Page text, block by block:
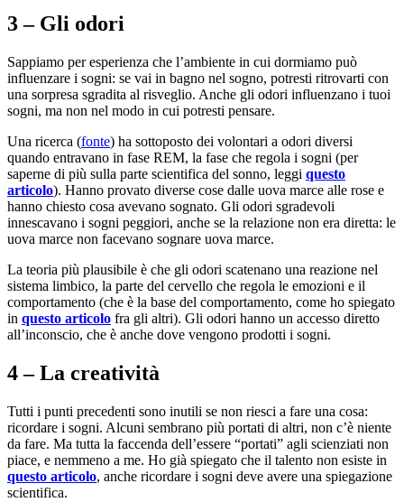
3 – Gli odori
Sappiamo per esperienza che l’ambiente in cui dormiamo può
influenzare i sogni: se vai in bagno nel sogno, potresti ritrovarti con
una sorpresa sgradita al risveglio. Anche gli odori influenzano i tuoi
sogni, ma non nel modo in cui potresti pensare.
Una ricerca (fonte) ha sottoposto dei volontari a odori diversi
quando entravano in fase REM, la fase che regola i sogni (per
saperne di più sulla parte scientifica del sonno, leggi questo
articolo). Hanno provato diverse cose dalle uova marce alle rose e
hanno chiesto cosa avevano sognato. Gli odori sgradevoli
innescavano i sogni peggiori, anche se la relazione non era diretta: le
uova marce non facevano sognare uova marce.
La teoria più plausibile è che gli odori scatenano una reazione nel
sistema limbico, la parte del cervello che regola le emozioni e il
comportamento (che è la base del comportamento, come ho spiegato
in questo articolo fra gli altri). Gli odori hanno un accesso diretto
all’inconscio, che è anche dove vengono prodotti i sogni.
4 – La creatività
Tutti i punti precedenti sono inutili se non riesci a fare una cosa:
ricordare i sogni. Alcuni sembrano più portati di altri, non c’è niente
da fare. Ma tutta la faccenda dell’essere “portati” agli scienziati non
piace, e nemmeno a me. Ho già spiegato che il talento non esiste in
questo articolo, anche ricordare i sogni deve avere una spiegazione
scientifica.